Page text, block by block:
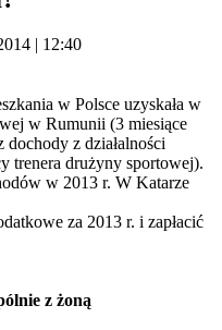
| 12:40
w Polsce uzyskała w
w Rumunii (3 miesiące
z działalności
trenera drużyny sportowej).
w 2013 r. W Katarze
za 2013 r. i zapłacić
z żoną